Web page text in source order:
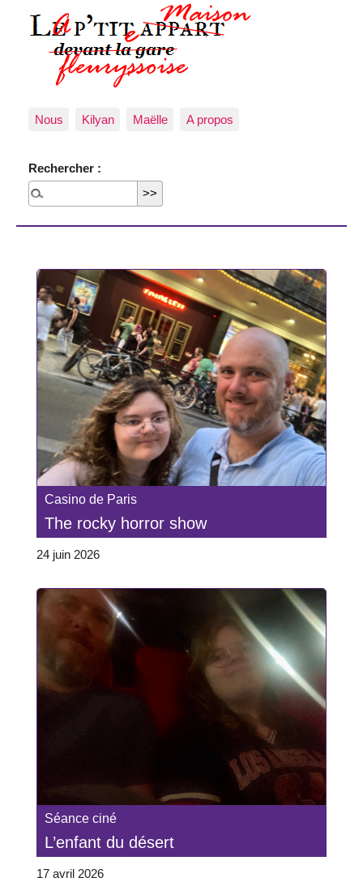
Nous Kilyan Maëlle A propos
Rechercher :
Casino de Paris
The rocky horror show
24 juin 2026
Séance ciné
L’enfant du désert
17 avril 2026